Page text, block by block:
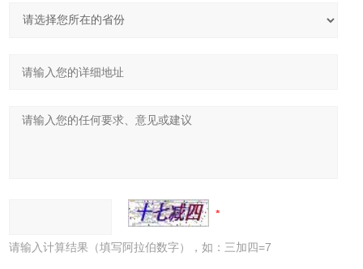
请输入计算结果（填写阿拉伯数字），如：三加四=7